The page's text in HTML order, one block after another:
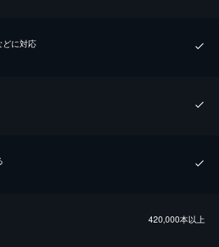
どに対応
420,000本以上